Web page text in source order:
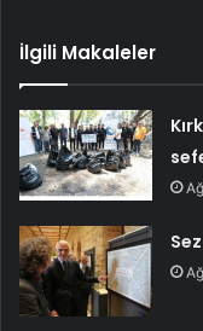
İlgili Makaleler